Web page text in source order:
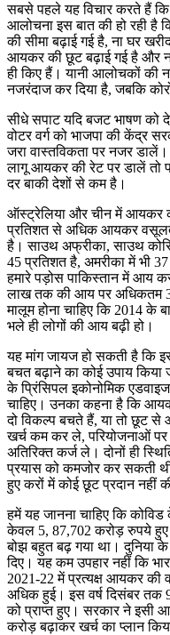
सबसे पहले यह विचार करते हैं
आलोचना इस बात की हो रही है
की सीमा बढ़ाई गई है, ना घर
आयकर की छूट बढ़ाई गई है और
ही किए हैं। यानी आलोचकों की
नजरंदाज कर दिया है, जबकि
सीधे सपाट यदि बजट भाषण
वोटर वर्ग को भाजपा की केंद्र
जरा वास्तविकता पर नजर
लागू आयकर की रेट पर डालें तो
दर बाकी देशों से कम है।
ऑस्ट्रेलिया और चीन में आयकर
प्रतिशत से अधिक आयकर
है। साउथ अफ्रीका, साउथ
45 प्रतिशत है, अमरीका में भी
हमारे पड़ोस पाकिस्तान में आय
लाख तक की आय पर अधिकतम
मालूम होना चाहिए कि 2014 के
भले ही लोगों की आय बढ़ी हो।
यह मांग जायज हो सकती है कि
बचत बढ़ाने का कोई उपाय किया
के प्रिंसिपल इकोनोमिक
चाहिए। उनका कहना है कि
दो विकल्प बचते हैं, या तो छूट से
खर्च कम कर ले, परियोजनाओं पर
अतिरिक्त कर्ज ले। दोनों ही
प्रयास को कमजोर कर सकती
हुए करों में कोई छूट प्रदान नहीं
हमें यह जानना चाहिए कि
केवल 5, 87,702 करोड़ रुपये हुए
बोझ बहुत बढ़ गया था। दुनिया
दिए। यह कम उपहार नहीं कि
2021-22 में प्रत्यक्ष आयकर
अधिक हुई। इस वर्ष दिसंबर
को प्राप्त हुए। सरकार ने
करोड़ बढ़ाकर खर्च का प्लान